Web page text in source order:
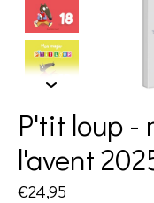
P'tit loup -
l'avent
€24,95